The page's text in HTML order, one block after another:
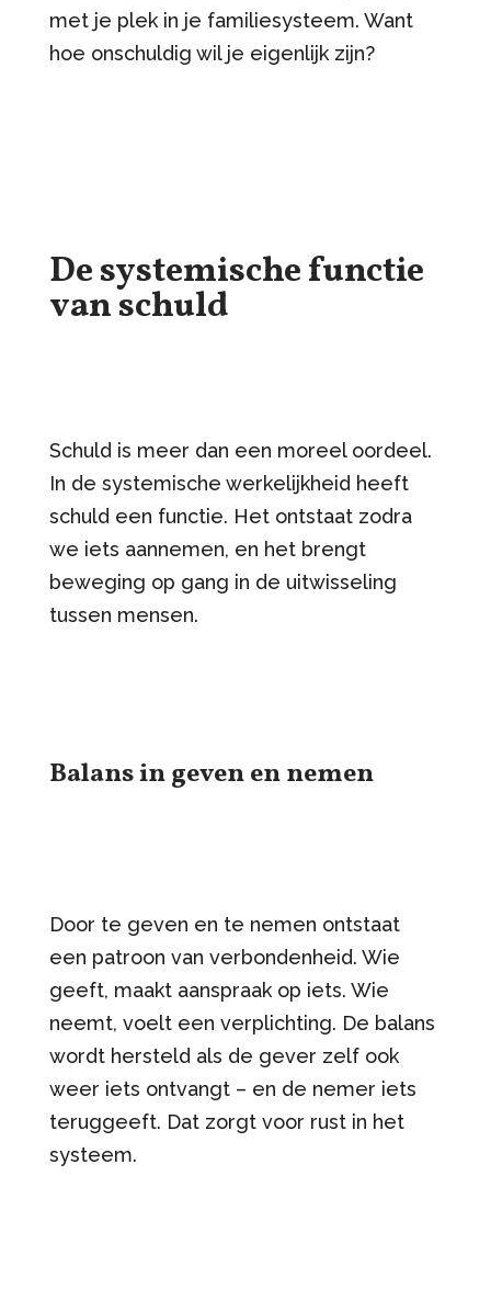
met je plek in je familiesysteem. Want
hoe onschuldig wil je eigenlijk zijn?
De systemische functie
van schuld
Schuld is meer dan een moreel oordeel.
In de systemische werkelijkheid heeft
schuld een functie. Het ontstaat zodra
we iets aannemen, en het brengt
beweging op gang in de uitwisseling
tussen mensen.
Balans in geven en nemen
Door te geven en te nemen ontstaat
een patroon van verbondenheid. Wie
geeft, maakt aanspraak op iets. Wie
neemt, voelt een verplichting. De balans
wordt hersteld als de gever zelf ook
weer iets ontvangt – en de nemer iets
teruggeeft. Dat zorgt voor rust in het
systeem.